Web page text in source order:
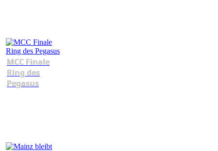
MCC Finale
Ring des
Pegasus